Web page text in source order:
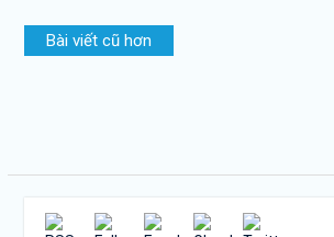
Điều
hướng
Bài viết cũ hơn
giay-phep">